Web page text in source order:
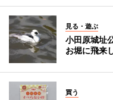
見る・遊ぶ
小田原城址
お堀に飛来
買う